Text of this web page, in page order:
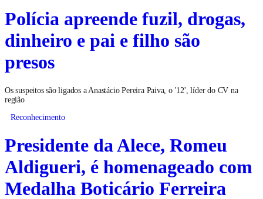
Polícia apreende fuzil, drogas,
dinheiro e pai e filho são
presos
Os suspeitos são ligados a Anastácio Pereira Paiva, o '12', líder do CV na
região
Reconhecimento
Presidente da Alece, Romeu
Aldigueri, é homenageado com
Medalha Boticário Ferreira